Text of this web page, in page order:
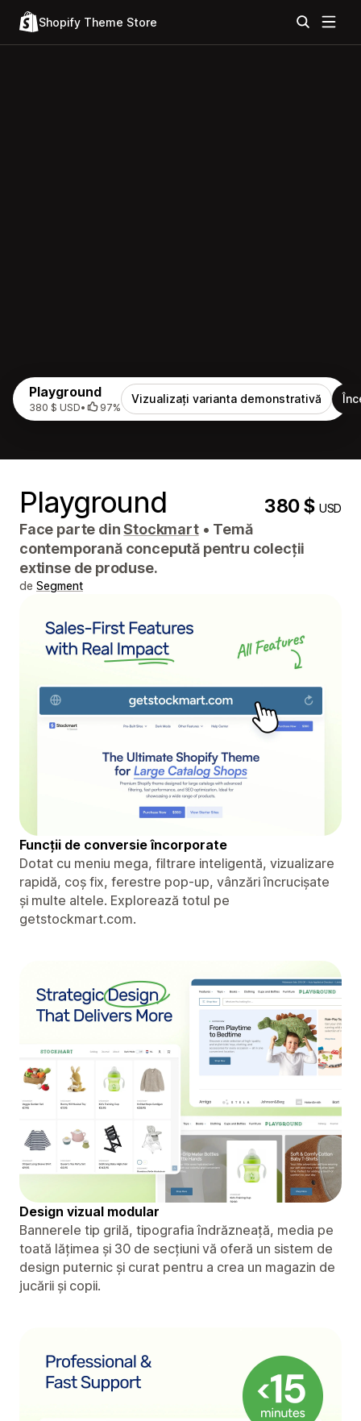
Shopify Theme Store
Playground
380 $ USD• 97%
Vizualizați varianta demonstrativă
Playground 380 $USD
Face parte dinStockmart • Temă
contemporană concepută pentru colecții
extinse de produse.
de Segment
Funcții de conversie încorporate
Dotat cu meniu mega, filtrare inteligentă, vizualizare
rapidă, coș fix, ferestre pop-up, vânzări încrucișate
și multe altele. Explorează totul pe
getstockmart.com.
Design vizual modular
Bannerele tip grilă, tipografia îndrăzneață, media pe
toată lățimea și 30 de secțiuni vă oferă un sistem de
design puternic și curat pentru a crea un magazin de
jucării și copii.